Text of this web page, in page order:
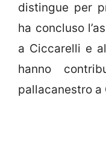
distingue per
ha concluso
a Ciccarelli e
hanno
pallacanestro a